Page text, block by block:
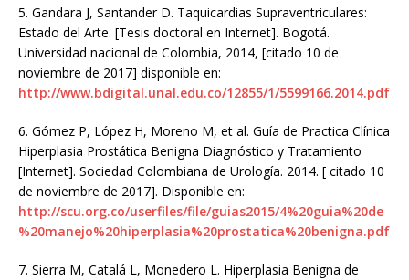
5. Gandara J, Santander D. Taquicardias Supraventriculares:
Estado del Arte. [Tesis doctoral en Internet]. Bogotá.
Universidad nacional de Colombia, 2014, [citado 10 de
noviembre de 2017] disponible en:
http://www.bdigital.unal.edu.co/12855/1/5599166.2014.pdf
6. Gómez P, López H, Moreno M, et al. Guía de Practica Clínica
Hiperplasia Prostática Benigna Diagnóstico y Tratamiento
[Internet]. Sociedad Colombiana de Urología. 2014. [ citado 10
de noviembre de 2017]. Disponible en:
http://scu.org.co/userfiles/file/guias2015/4%20guia%20de
%20manejo%20hiperplasia%20prostatica%20benigna.pdf
7. Sierra M, Catalá L, Monedero L. Hiperplasia Benigna de